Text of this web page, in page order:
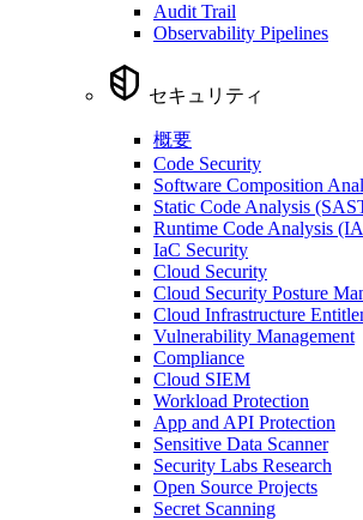
Audit Trail
Observability Pipelines
セキュリティ
概要
Code Security
Software Composition
Static Code Analysis
Runtime Code Analysis
IaC Security
Cloud Security
Cloud Security Posture
Cloud Infrastructure
Vulnerability Management
Compliance
Cloud SIEM
Workload Protection
App and API Protection
Sensitive Data Scanner
Security Labs Research
Open Source Projects
Secret Scanning